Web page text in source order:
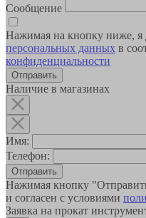
Сообщение
Нажимая на кнопку ниже, я
персональных данных в
конфиденциальности
Наличие в магазинах
Имя:
Телефон:
Отправить
Нажимая кнопку
и согласен с условиями
Заявка на прокат